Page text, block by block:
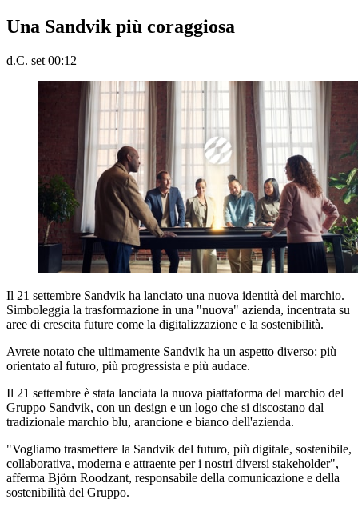
Una Sandvik più coraggiosa
d.C. set 00:12
Il 21 settembre Sandvik ha lanciato una nuova identità del marchio.
Simboleggia la trasformazione in una "nuova" azienda, incentrata su
aree di crescita future come la digitalizzazione e la sostenibilità.
Avrete notato che ultimamente Sandvik ha un aspetto diverso: più
orientato al futuro, più progressista e più audace.
Il 21 settembre è stata lanciata la nuova piattaforma del marchio del
Gruppo Sandvik, con un design e un logo che si discostano dal
tradizionale marchio blu, arancione e bianco dell'azienda.
"Vogliamo trasmettere la Sandvik del futuro, più digitale, sostenibile,
collaborativa, moderna e attraente per i nostri diversi stakeholder",
afferma Björn Roodzant, responsabile della comunicazione e della
sostenibilità del Gruppo.